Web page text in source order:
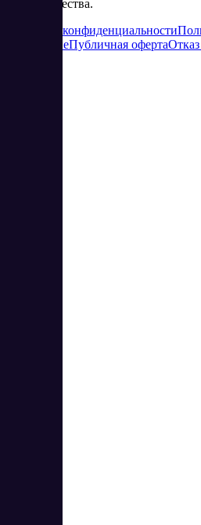
сотрудничества.
Политика конфиденциальности
соглашениеПубличная офертаОтказ